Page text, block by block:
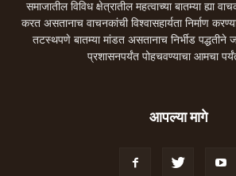
समाजातील विविध क्षेत्रातील महत्वाच्या बातम्या ह्या
करत असतानाच वाचनकांची विश्वासहार्यता निर्माण
तटस्थपणे बातम्या मांडत असतानाच निर्भीड
प्रशासनपर्यंत पोहचवण्याचा आमचा
आपल्या मागे